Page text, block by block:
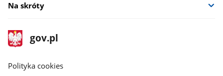
Na skróty
stopka
gov.pl
Strona
gov.pl
gov.pl
Polityka cookies